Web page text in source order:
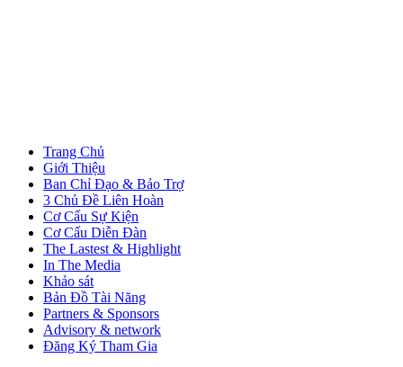
Trang Chủ
Giới Thiệu
Ban Chỉ Đạo & Bảo Trợ
3 Chủ Đề Liên Hoàn
Cơ Cấu Sự Kiện
Cơ Cấu Diễn Đàn
The Lastest & Highlight
In The Media
Khảo sát
Bản Đồ Tài Năng
Partners & Sponsors
Advisory & network
Đăng Ký Tham Gia